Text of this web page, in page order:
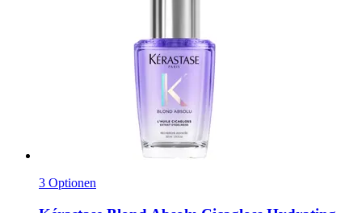
3 Optionen